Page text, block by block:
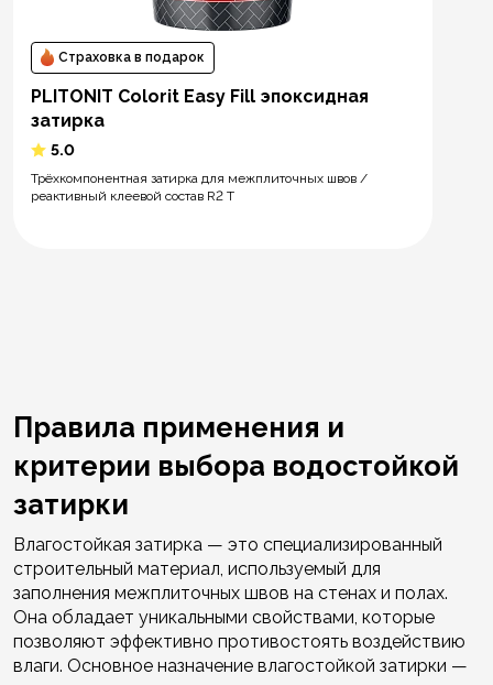
Страховка в подарок
PLITONIT Colorit Easy Fill эпоксидная
затирка
5.0
Трёхкомпонентная затирка для межплиточных швов /
реактивный клеевой состав R2 T
Правила применения и
критерии выбора водостойкой
затирки
Влагостойкая затирка — это специализированный
строительный материал, используемый для
заполнения межплиточных швов на стенах и полах.
Она обладает уникальными свойствами, которые
позволяют эффективно противостоять воздействию
влаги. Основное назначение влагостойкой затирки —